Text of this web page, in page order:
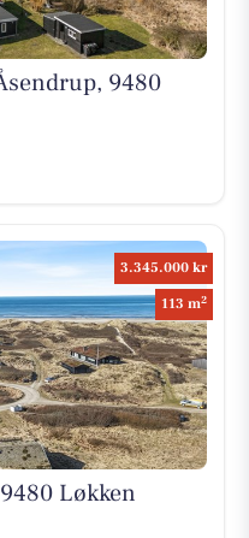
9480
3.345.000 kr
113 m2
Løkken